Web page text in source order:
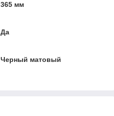
365 мм
Да
Черный матовый